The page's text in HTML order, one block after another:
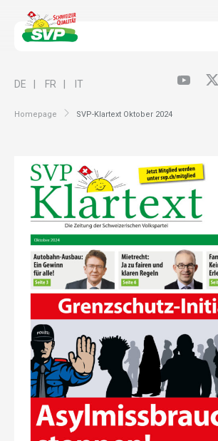
Homepage SVP-Klartext Oktober 2024
DE FR IT